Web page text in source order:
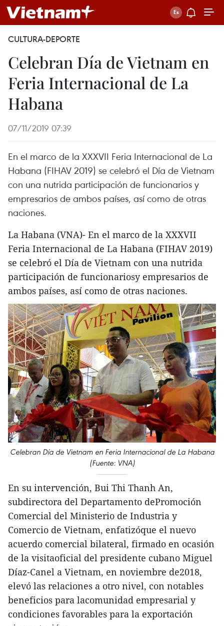
CULTURA-DEPORTE
Celebran Día de Vietnam en
Feria Internacional de La
Habana
07/11/2019 07:39
En el marco de la XXXVII Feria Internacional de La
Habana (FIHAV 2019) se celebró el Día de Vietnam
con una nutrida participación de funcionarios y
empresarios de ambos países, así como de otras
naciones.
La Habana (VNA)- En el marco de la XXXVII
Feria Internacional de La Habana (FIHAV 2019)
se celebró el Día de Vietnam con una nutrida
participación de funcionariosy empresarios de
ambos países, así como de otras naciones.
Celebran Día de Vietnam en Feria Internacional de La Habana
(Fuente: VNA)
En su intervención, Bui Thi Thanh An,
subdirectora del Departamento dePromoción
Comercial del Ministerio de Industria y
Comercio de Vietnam, enfatizóque el nuevo
acuerdo comercial bilateral, firmado en ocasión
de la visitaoficial del presidente cubano Miguel
Díaz-Canel a Vietnam, en noviembre de2018,
elevó las relaciones a otro nivel, con notables
beneficios para lacomunidad empresarial y
condiciones favorables para la exportación